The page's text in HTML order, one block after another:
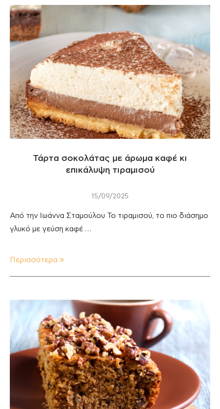
Τάρτα σοκολάτας με άρωμα καφέ κι
επικάλυψη τιραμισού
15/09/2025
Από την Ιωάννα Σταμούλου Το τιραμισού, το πιο διάσημο
γλυκό με γεύση καφέ …
Περισσότερα